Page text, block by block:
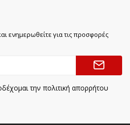
ενημερωθείτε για τις προσφορές
την πολιτική απορρήτου